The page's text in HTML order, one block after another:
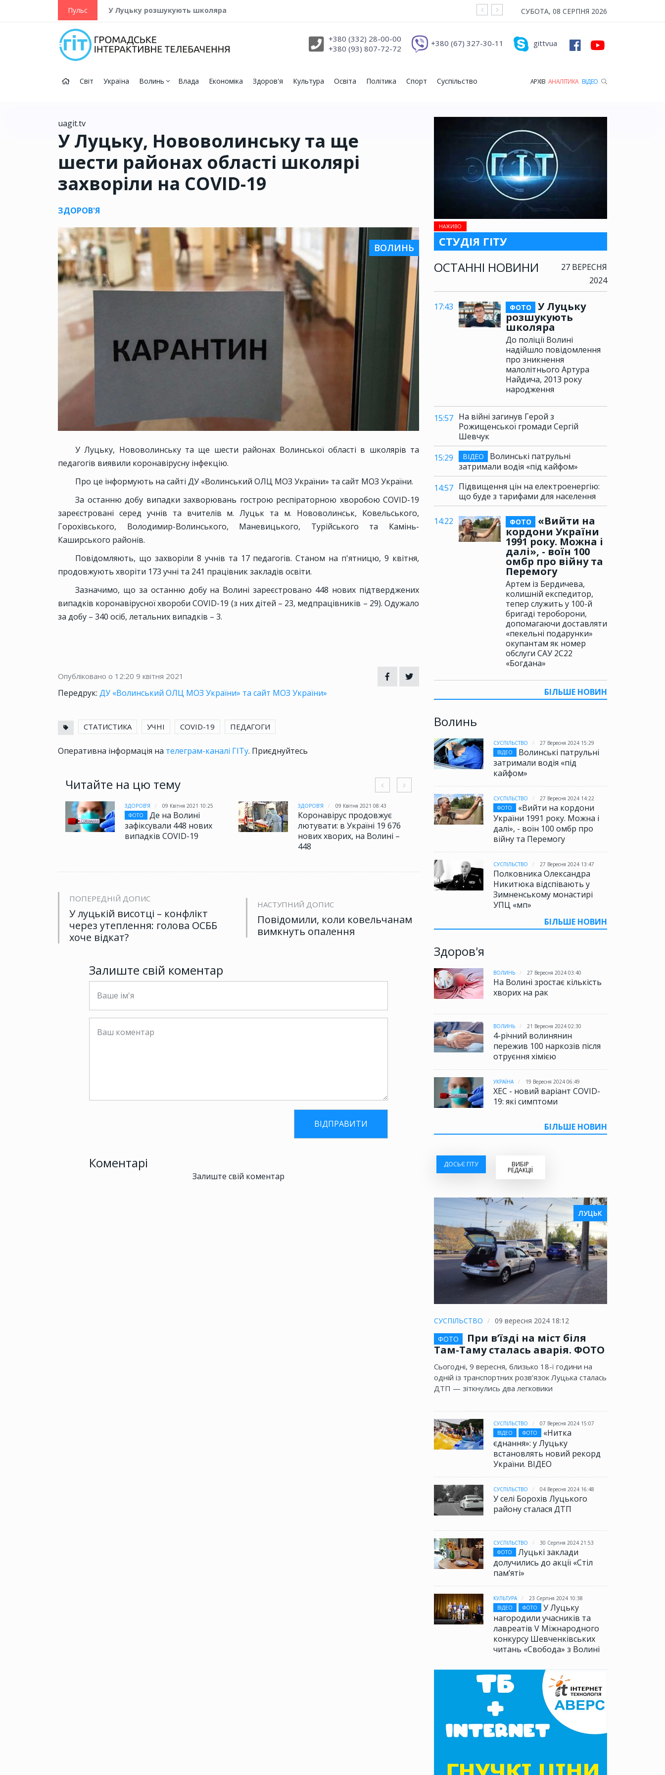
Пульс У Луцьку розшукують школяра На війні загинув Герой з Рожищенської
СУБОТА, 08 СЕРПНЯ 2026
gittvua
+380 (67) 327-30-11
+380 (332) 28-00-00
+380 (93) 807-72-72
Світ Україна Волинь Влада Економіка Здоров'я Культура Освіта Політика Спорт Суспільство АРХІВ АНАЛІТИКА ВІДЕО
НАЖИВО
СТУДІЯ ГІТУ
ОСТАННІ НОВИНИ
27 ВЕРЕСНЯ
2024
17:43 ФОТО
У Луцьку
розшукують
школяра
До поліції Волині
надійшло повідомлення
про зникнення
малолітнього Артура
Найдича, 2013 року
народження
15:57 На війні загинув Герой з
Рожищенської громади Сергій
Шевчук
15:29
ВІДЕО
Волинські патрульні
затримали водія «під кайфом»
14:57 Підвищення цін на електроенергію:
що буде з тарифами для населення
14:22 ФОТО
«Вийти на
кордони України
1991 року. Можна і
далі», - воїн 100
омбр про війну та
Перемогу
Артем із Бердичева,
колишній експедитор,
тепер служить у 100-й
бригаді тероборони,
допомагаючи доставляти
«пекельні подарунки»
окупантам як номер
обслуги САУ 2С22
«Богдана»
БІЛЬШЕ НОВИН
Волинь
СУСПІЛЬСТВО
27 Вересня 2024 15:29
ВІДЕО
Волинські патрульні
затримали водія «під
кайфом»
СУСПІЛЬСТВО
27 Вересня 2024 14:22
ФОТО
«Вийти на кордони
України 1991 року. Можна і
далі», - воїн 100 омбр про
війну та Перемогу
СУСПІЛЬСТВО 27 Вересня 2024 13:47
Полковника Олександра
Никитюка відспівають у
Зимненському монастирі
УПЦ «мп»
БІЛЬШЕ НОВИН
Здоров'я
ВОЛИНЬ 27 Вересня 2024 03:40
На Волині зростає кількість
хворих на рак
ВОЛИНЬ 21 Вересня 2024 02:30
4-річний волинянин
пережив 100 наркозів після
отруєння хімією
УКРАЇНА 19 Вересня 2024 06:49
XEC - новий варіант COVID-
19: які симптоми
БІЛЬШЕ НОВИН
ДОСЬЄ ГІТУ ВИБІР
РЕДАКЦІЇ
ЛУЦЬК
СУСПІЛЬСТВО
09 вересня 2024 18:12
ФОТО
При в’їзді на міст біля
Там-Таму сталась аварія. ФОТО
Сьогодні, 9 вересня, близько 18-ї години на
одній із транспортних розв’язок Луцька сталась
ДТП — зіткнулись два легковики
СУСПІЛЬСТВО
07 Вересня 2024 15:07
ВІДЕО
ФОТО
«Нитка
єднання»: у Луцьку
встановлять новий рекорд
України. ВІДЕО
СУСПІЛЬСТВО 04 Вересня 2024 16:48
У селі Борохів Луцького
району сталася ДТП
СУСПІЛЬСТВО
30 Серпня 2024 21:53
ФОТО
Луцькі заклади
долучились до акції «Стіл
памʼяті»
КУЛЬТУРА
23 Серпня 2024 10:38
ВІДЕО
ФОТО
У Луцьку
нагородили учасників та
лавреатів V Міжнародного
конкурсу Шевченківських
читань «Свобода» з Волині
uagit.tv
У Луцьку, Нововолинську та ще
шести районах області школярі
захворіли на COVID-19
ЗДОРОВ'Я
ВОЛИНЬ
У Луцьку, Нововолинську та ще шести районах Волинської області в школярів та
педагогів виявили коронавірусну інфекцію.
Про це інформують на сайті ДУ «Волинський ОЛЦ МОЗ України» та сайт МОЗ України.
За останню добу випадки захворювань гострою респіраторною хворобою COVID-19
зареєстровані серед учнів та вчителів м. Луцьк та м. Нововолинськ, Ковельського,
Горохівського, Володимир-Волинського, Маневицького, Турійського та Камінь-
Каширського районів.
Повідомляють, що захворіли 8 учнів та 17 педагогів. Станом на п'ятницю, 9 квітня,
продовжують хворіти 173 учні та 241 працівник закладів освіти.
Зазначимо, що за останню добу на Волині зареєстровано 448 нових підтверджених
випадків коронавірусної хвороби COVID-19 (з них дітей – 23, медпрацівників – 29). Одужало
за добу – 340 осіб, летальних випадків – 3.
Опубліковано о 12:20 9 квітня 2021
Передрук: ДУ «Волинський ОЛЦ МОЗ України» та сайт МОЗ України»
СТАТИСТИКА УЧНІ COVID-19 ПЕДАГОГИ
Оперативна інформація на телеграм-каналі ГІТу. Приєднуйтесь
Читайте на цю тему
ЗДОРОВ'Я
09 Квітня 2021 10:25
ФОТО
Де на Волині
зафіксували 448 нових
випадків COVID-19
ЗДОРОВ'Я 09 Квітня 2021 08:43
Коронавірус продовжує
лютувати: в Україні 19 676
нових хворих, на Волині –
448
ЗДОРОВ'Я 08 Квітня 2021 14:58
Вранці у Володимирі
померла жінка від
ускладнень COVID-19
ПОПЕРЕДНІЙ ДОПИС
У луцькій висотці – конфлікт
через утеплення: голова ОСББ
хоче відкат?
НАСТУПНИЙ ДОПИС
Повідомили, коли ковельчанам
вимкнуть опалення
Залиште свій коментар
Коментарі
Залиште свій коментар